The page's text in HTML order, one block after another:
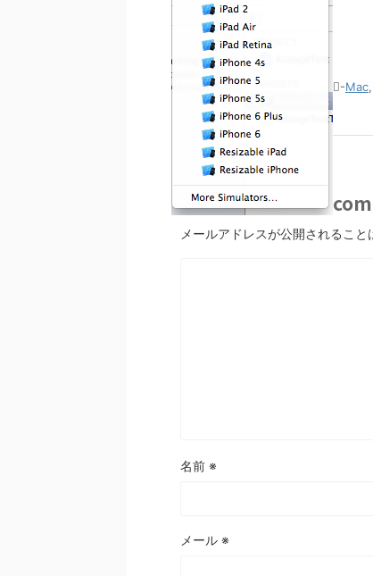
-Mac,
メールアドレスが公開されること
名前 ※
メール ※